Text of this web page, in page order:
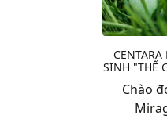
SINH "THẾ
Chào